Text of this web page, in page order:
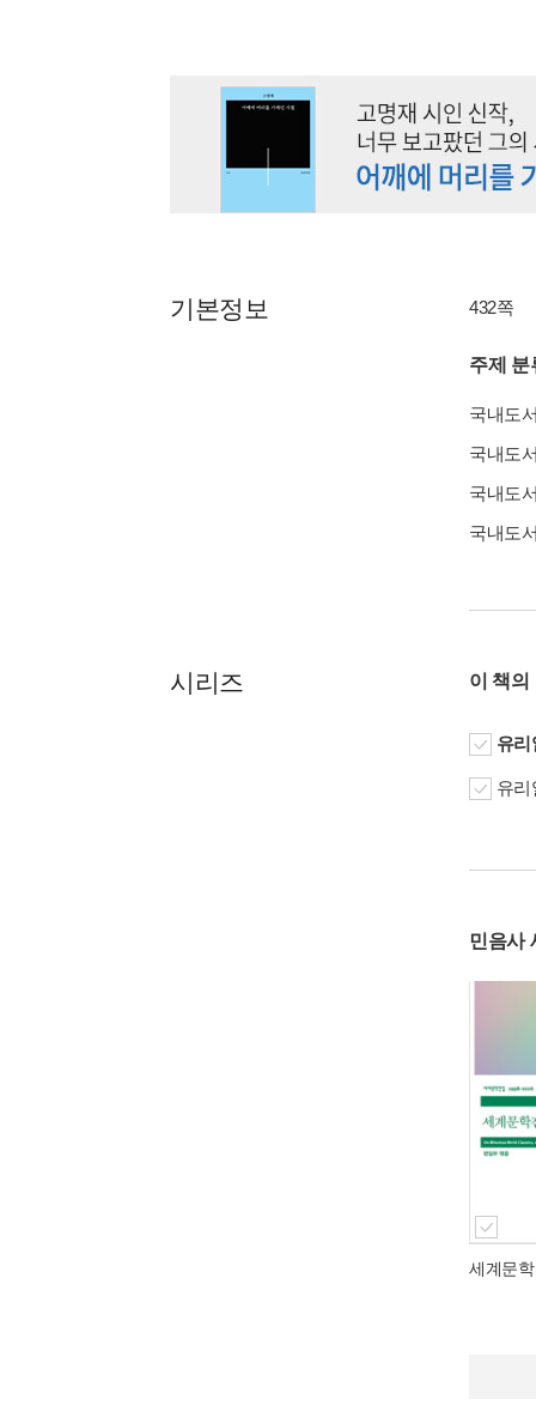
기본정보 432쪽
주제 분
국내도
국내도
국내도
국내도
시리즈 이 책의
유리
유리
민음사
세계문